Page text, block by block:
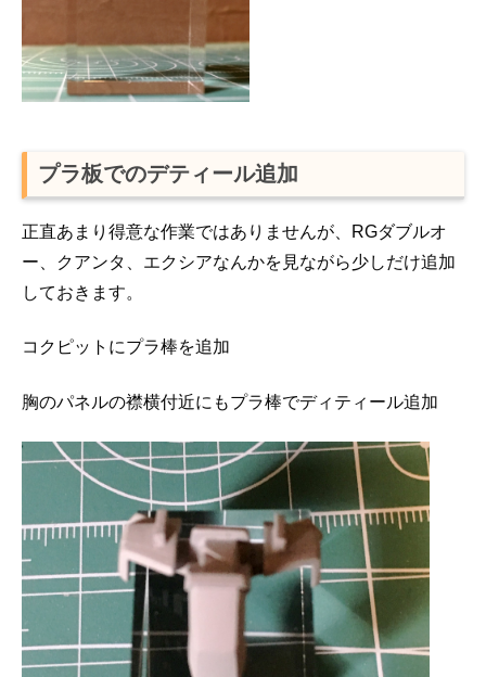
プラ板でのデティール追加
正直あまり得意な作業ではありませんが、RGダブルオ
ー、クアンタ、エクシアなんかを見ながら少しだけ追加
しておきます。
コクピットにプラ棒を追加
胸のパネルの襟横付近にもプラ棒でディティール追加